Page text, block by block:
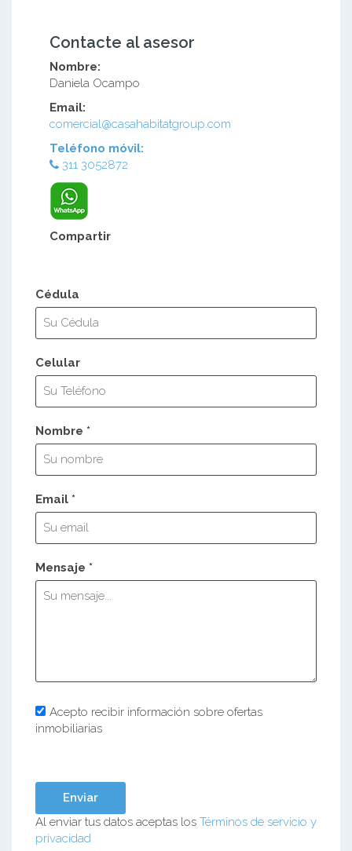
Contacte al asesor
Nombre:
Daniela Ocampo
Email:
comercial@casahabitatgroup.com
Teléfono móvil:
311 3052872
Compartir
Cédula
Celular
Nombre *
Email *
Mensaje *
Acepto recibir información sobre ofertas
inmobiliarias
Al enviar tus datos aceptas los Términos de servicio y
privacidad